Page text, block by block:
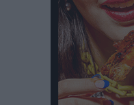
Πολιτιστικά πριν 3 ώρες
Έκτακτη συνεδρίαση
αύριο Παρασκευή 7
Τοπικές Ειδήσεις • πριν 3